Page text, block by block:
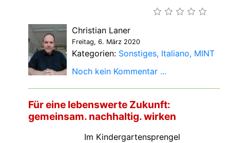
Christian Laner
Freitag, 6. März 2020
Kategorien: Sonstiges Italiano MINT
Noch kein Kommentar ...
Für eine lebenswerte Zukunft:
gemeinsam. nachhaltig. wirken
Im Kindergartensprengel